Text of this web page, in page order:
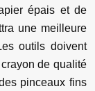
épais et de
une meilleure
outils doivent
de qualité
pinceaux fins